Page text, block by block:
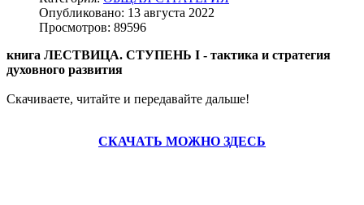
Опубликовано: 13 августа 2022
Просмотров: 89596
книга ЛЕСТВИЦА. СТУПЕНЬ I - тактика и стратегия
духовного развития
Скачиваете, читайте и передавайте дальше!
СКАЧАТЬ МОЖНО ЗДЕСЬ